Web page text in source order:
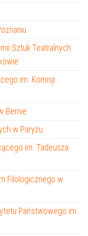
Sztuk Teatralnych
im. Komisji
Bernie
w Paryżu
im. Tadeusza
Filologicznego w
Państwowego im.